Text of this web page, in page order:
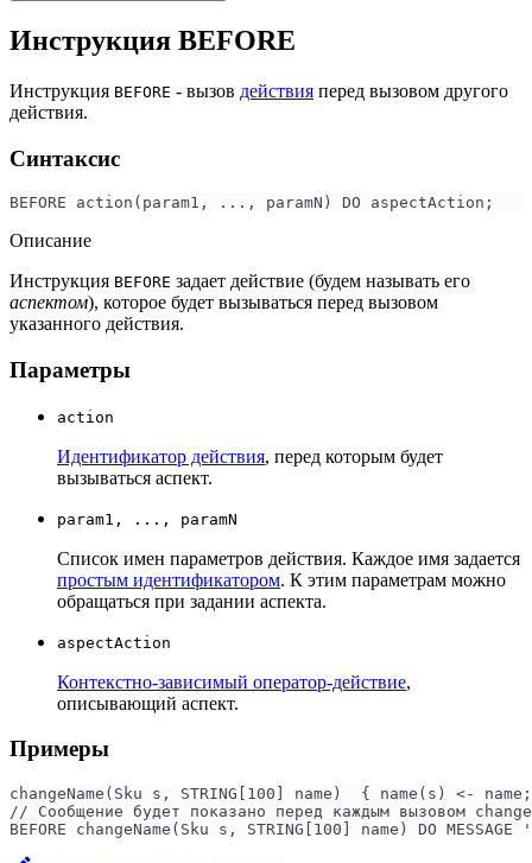
Инструкция BEFORE
Инструкция BEFORE - вызов действия перед вызовом другого
действия.
Синтаксис
BEFORE action(param1, ..., paramN) DO aspectAction;
Описание
Инструкция BEFORE задает действие (будем называть его
аспектом), которое будет вызываться перед вызовом
указанного действия.
Параметры
action
Идентификатор действия, перед которым будет
вызываться аспект.
param1, ..., paramN
Список имен параметров действия. Каждое имя задается
простым идентификатором. К этим параметрам можно
обращаться при задании аспекта.
aspectAction
Контекстно-зависимый оператор-действие,
описывающий аспект.
Примеры
changeName(Sku s, STRING[100] name)  { name(s) <-
// Сообщение будет показано перед каждым вызовом
BEFORE changeName(Sku s, STRING[100] name) DO